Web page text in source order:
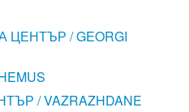
ЦЕНТЪР / GEORGI
/ VAZRAZHDANE